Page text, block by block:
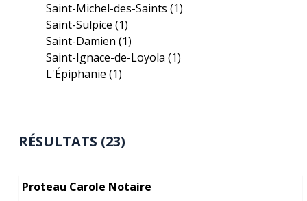
Saint-Michel-des-Saints(1)
Saint-Sulpice(1)
Saint-Damien(1)
Saint-Ignace-de-Loyola(1)
L'Épiphanie(1)
RÉSULTATS (23)
Proteau Carole Notaire